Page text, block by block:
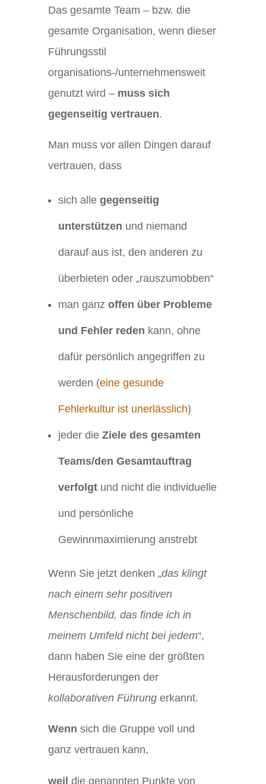
Das gesamte Team – bzw. die
gesamte Organisation, wenn dieser
Führungsstil
organisations-/unternehmensweit
genutzt wird – muss sich
gegenseitig vertrauen.
Man muss vor allen Dingen darauf
vertrauen, dass
sich allegegenseitig
unterstützen und niemand
darauf aus ist, den anderen zu
überbieten oder „rauszumobben“
man ganzoffen über Probleme
und Fehler reden kann, ohne
dafür persönlich angegriffen zu
werden (eine gesunde
Fehlerkultur ist unerlässlich)
jeder dieZiele des gesamten
Teams/den Gesamtauftrag
verfolgt und nicht die individuelle
und persönliche
Gewinnmaximierung anstrebt
Wenn Sie jetzt denken „das klingt
nach einem sehr positiven
Menschenbild, das finde ich in
meinem Umfeld nicht bei jedem“,
dann haben Sie eine der größten
Herausforderungen der
kollaborativen Führungerkannt.
Wenn sich die Gruppe voll und
ganz vertrauen kann,
weil die genannten Punkte von